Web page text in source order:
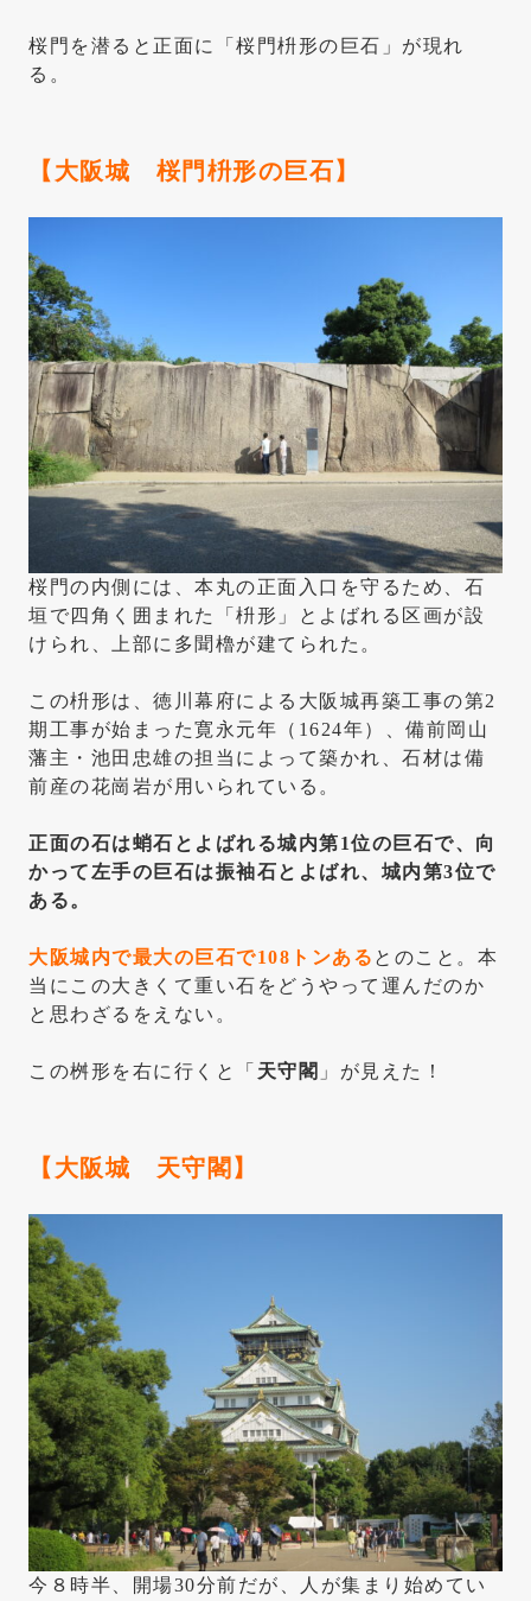
桜門を潜ると正面に「桜門枡形の巨石」が現れ
る。
【大阪城 桜門枡形の巨石】
桜門の内側には、本丸の正面入口を守るため、石
垣で四角く囲まれた「枡形」とよばれる区画が設
けられ、上部に多聞櫓が建てられた。
この枡形は、徳川幕府による大阪城再築工事の第2
期工事が始まった寛永元年（1624年）、備前岡山
藩主・池田忠雄の担当によって築かれ、石材は備
前産の花崗岩が用いられている。
正面の石は蛸石とよばれる城内第1位の巨石で、向
かって左手の巨石は振袖石とよばれ、城内第3位で
ある。
大阪城内で最大の巨石で108トンある とのこと。本
当にこの大きくて重い石をどうやって運んだのか
と思わざるをえない。
この桝形を右に行くと「 天守閣 」が見えた！
【大阪城 天守閣 】
今８時半、開場30分前だが、人が集まり始めてい